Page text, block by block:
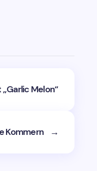
Melon“
Kommern →